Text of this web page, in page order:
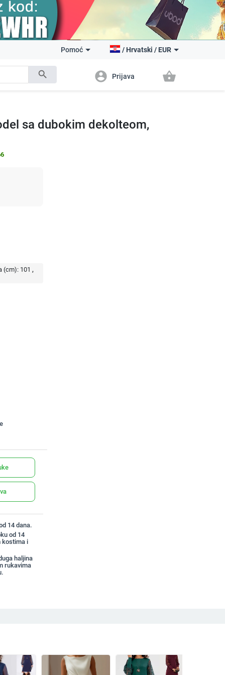
search
Pomoć / Hrvatski / EUR
account_circle Prijava shopping_basket
sa dubokim dekolteom,
(cm): 101
14 dana.
od 14
kostima i
haljina
rukavima